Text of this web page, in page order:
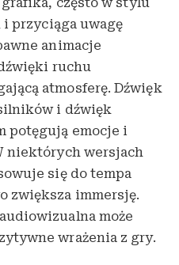
przyciąga uwagę
animacje
ruchu
atmosferę. Dźwięk
i dźwięk
potęgują emocje i
niektórych wersjach
się do tempa
zwiększa immersję.
może
wrażenia z gry.